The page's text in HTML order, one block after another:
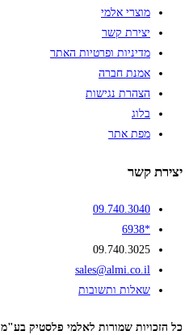
מוצרי אלמי
יצירת קשר
מדיניות ופרטיות האתר
אמנת חברה
הצהרת נגישות
בלוג
מפת אתר
יצירת קשר
09.740.3040
*6938
09.740.3025
sales@almi.co.il
שאלות ותשובות
כל הזכויות שמורות לאלמי פלסטיק בע"מ